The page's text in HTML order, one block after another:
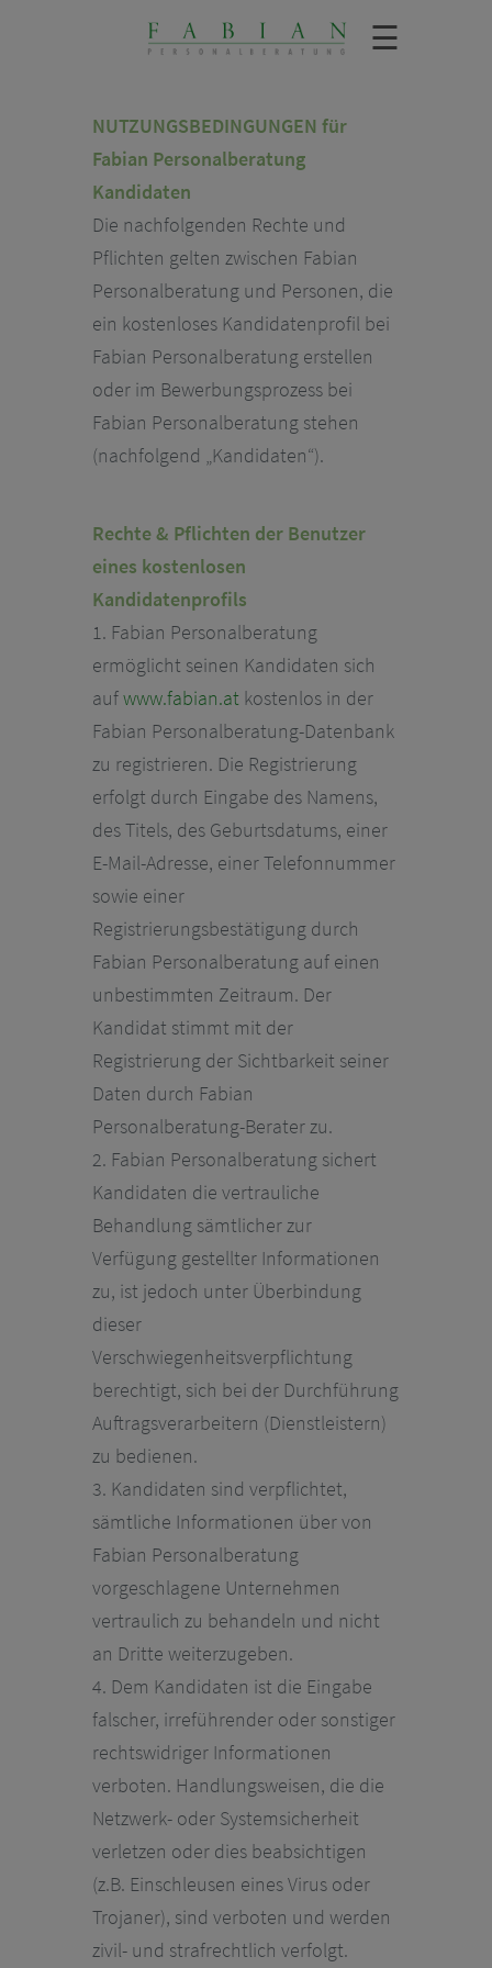
UNTERNEHMEN
BEWERBER
KONTAKT
☰
NUTZUNGSBEDINGUNGEN für
Fabian Personalberatung
Kandidaten
Die nachfolgenden Rechte und
Pflichten gelten zwischen Fabian
Personalberatung und Personen, die
ein kostenloses Kandidatenprofil bei
Fabian Personalberatung erstellen
oder im Bewerbungsprozess bei
Fabian Personalberatung stehen
(nachfolgend „Kandidaten“).
Rechte & Pflichten der Benutzer
eines kostenlosen
Kandidatenprofils
1. Fabian Personalberatung
ermöglicht seinen Kandidaten sich
aufwww.fabian.at kostenlos in der
Fabian Personalberatung-Datenbank
zu registrieren. Die Registrierung
erfolgt durch Eingabe des Namens,
des Titels, des Geburtsdatums, einer
E-Mail-Adresse, einer Telefonnummer
sowie einer
Registrierungsbestätigung durch
Fabian Personalberatung auf einen
unbestimmten Zeitraum. Der
Kandidat stimmt mit der
Registrierung der Sichtbarkeit seiner
Daten durch Fabian
Personalberatung-Berater zu.
2. Fabian Personalberatung sichert
Kandidaten die vertrauliche
Behandlung sämtlicher zur
Verfügung gestellter Informationen
zu, ist jedoch unter Überbindung
dieser
Verschwiegenheitsverpflichtung
berechtigt, sich bei der Durchführung
Auftragsverarbeitern (Dienstleistern)
zu bedienen.
3. Kandidaten sind verpflichtet,
sämtliche Informationen über von
Fabian Personalberatung
vorgeschlagene Unternehmen
vertraulich zu behandeln und nicht
an Dritte weiterzugeben.
4. Dem Kandidaten ist die Eingabe
falscher, irreführender oder sonstiger
rechtswidriger Informationen
verboten. Handlungsweisen, die die
Netzwerk- oder Systemsicherheit
verletzen oder dies beabsichtigen
(z.B. Einschleusen eines Virus oder
Trojaner), sind verboten und werden
zivil- und strafrechtlich verfolgt.